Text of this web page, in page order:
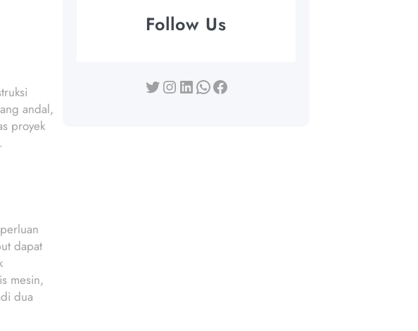
andal,
proyek
dapat
mesin,
dua
Follow Us
Twitter Instagram LinkedIn WhatsApp Facebook